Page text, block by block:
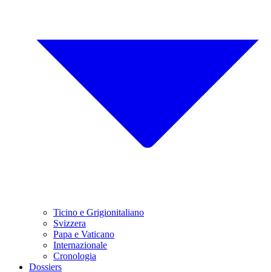
Ticino e Grigionitaliano
Svizzera
Papa e Vaticano
Internazionale
Cronologia
Dossiers